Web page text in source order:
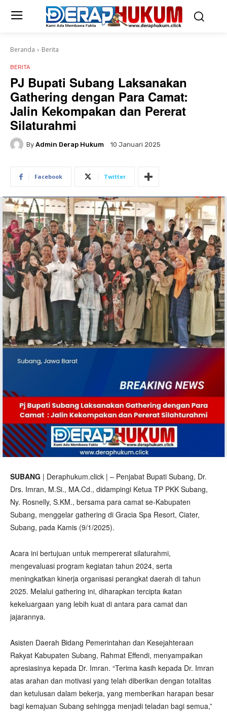
Beranda Berita
BERITA
PJ Bupati Subang Laksanakan
Gathering dengan Para Camat:
Jalin Kekompakan dan Pererat
Silaturahmi
By Admin Derap Hukum 10 Januari 2025
Facebook Twitter
SUBANG | Deraphukum.click | – Penjabat Bupati Subang, Dr.
Drs. Imran, M.Si., MA.Cd., didampingi Ketua TP PKK Subang,
Ny. Rosnelly, S.KM., bersama para camat se-Kabupaten
Subang, menggelar gathering di Gracia Spa Resort, Ciater,
Subang, pada Kamis (9/1/2025).
Acara ini bertujuan untuk mempererat silaturahmi,
mengevaluasi program kegiatan tahun 2024, serta
meningkatkan kinerja organisasi perangkat daerah di tahun
2025. Melalui gathering ini, diharapkan tercipta ikatan
kekeluargaan yang lebih kuat di antara para camat dan
jajarannya.
Asisten Daerah Bidang Pemerintahan dan Kesejahteraan
Rakyat Kabupaten Subang, Rahmat Effendi, menyampaikan
apresiasinya kepada Dr. Imran. “Terima kasih kepada Dr. Imran
atas arahan dan motivasi yang telah diberikan dengan totalitas
dan ketulusan dalam bekerja, yang memberikan harapan besar
bagi kemajuan Subang sehingga menjadi teladan bagi semua,”